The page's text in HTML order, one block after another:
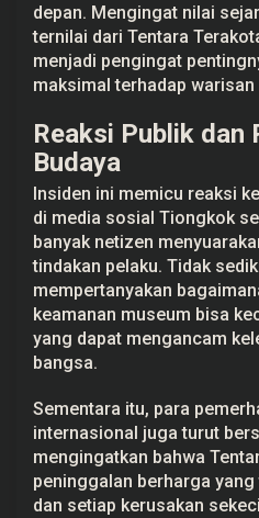
depan. Mengingat nilai
ternilai dari Tentara
menjadi pengingat
maksimal terhadap warisan
Reaksi Publik dan
Budaya
Insiden ini memicu reaksi
di media sosial Tiongkok
banyak netizen
tindakan pelaku. Tidak
mempertanyakan
keamanan museum bisa
yang dapat mengancam
bangsa.
Sementara itu, para
internasional juga turut
mengingatkan bahwa
peninggalan berharga
dan setiap kerusakan